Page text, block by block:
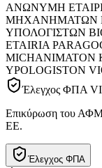
ΑΝΩΝΥΜΗ
ΜΗΧΑΝΗΜΑΤΩΝ
ΥΠΟΛΟΓΙΣΤΩΝ
ETAIRIA
MICHANIMATON
YPOLOGISTON
Έλεγχος ΦΠΑ
Επικύρωση του ΑΦΜ
ΕΕ.
Έλεγχος ΦΠΑ